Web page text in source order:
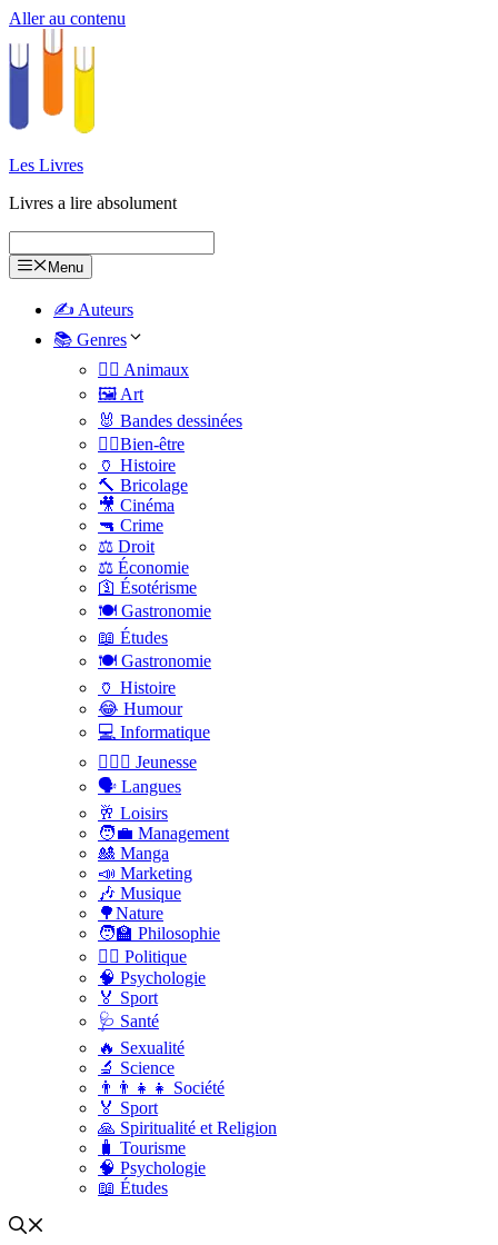
Aller au contenu
Les Livres
Livres a lire absolument
Menu
✍️ Auteurs
📚 Genres
🐕‍🦺 Animaux
🖼️ Art
🐰 Bandes dessinées
🧑‍⚕️Bien-être
🏺 Histoire
🔨 Bricolage
🎥 Cinéma
🔫 Crime
⚖️ Droit
⚖️ Économie
🛐 Ésotérisme
🍽️ Gastronomie
📖 Études
🍽️ Gastronomie
🏺 Histoire
😂 Humour
💻 Informatique
🤸🏽‍♀️ Jeunesse
🗣 Langues
🥂 Loisirs
🧑‍💼 Management
🎎 Manga
📣 Marketing
🎶 Musique
🌳Nature
🧑‍🏫 Philosophie
👨‍⚖️ Politique
🧠 Psychologie
🏅 Sport
🩺 Santé
🔥 Sexualité
🔬 Science
👨‍👨‍👧‍👧 Société
🏅 Sport
🙏 Spiritualité et Religion
🧳 Tourisme
🧠 Psychologie
📖 Études